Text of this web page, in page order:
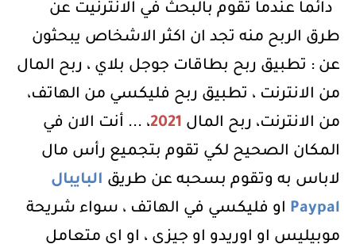
دائما عندما تقوم بالبحث في الانترنيت عن
طرق الربح منه تجد ان اكثر الاشخاص يبحثون
عن : تطبيق ربح بطاقات جوجل بلاي ، ربح المال
من الانترنت ، تطبيق ربح فليكسي من الهاتف،
من الانترنت، ربح المال 2021، ... أنت الان في
المكان الصحيح لكي تقوم بتجميع رأس مال
لاباس به وتقوم بسحبه عن طريق البايبال
Paypal او فليكسي في الهاتف ، سواء شريحة
موبيليس او اوريدو او جيزي ، او اي متعامل